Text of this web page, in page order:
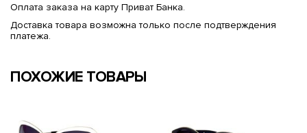
Оплата заказа на карту Приват Банка.
Доставка товара возможна только после подтверждения
платежа.
ПОХОЖИЕ ТОВАРЫ